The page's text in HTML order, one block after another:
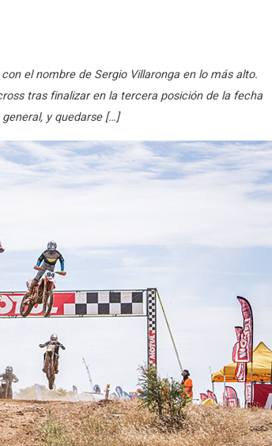
el nombre de Sergio Villaronga en lo más alto.
tras finalizar en la tercera posición de la fecha
y quedarse […]